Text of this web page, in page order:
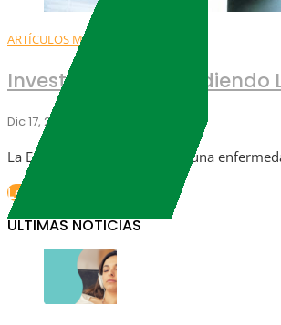
ARTÍCULOS MÉDICOS
Investigación:Entendiendo
Dic 17, 2025
La Encefalitis Anti-NMDAR es una
Leer Más
ULTIMAS NOTICIAS